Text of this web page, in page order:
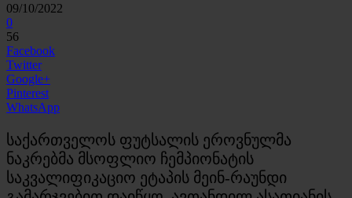
09/10/2022
0
56
Facebook
Twitter
Google+
Pinterest
WhatsApp
საქართველოს ფუტსალის ეროვნულმა
ნაკრებმა მსოფლიო ჩემპიონატის
საკვალიფიკაციო ეტაპის მეინ-რაუნდი